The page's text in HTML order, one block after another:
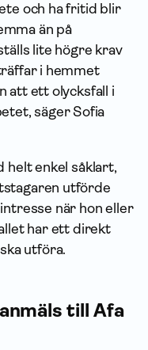
och ha fritid blir
än på
lite högre krav
i hemmet
att ett olycksfall i
säger Sofia
helt enkel såklart,
utförde
när hon eller
har ett direkt
utföra.
till Afa